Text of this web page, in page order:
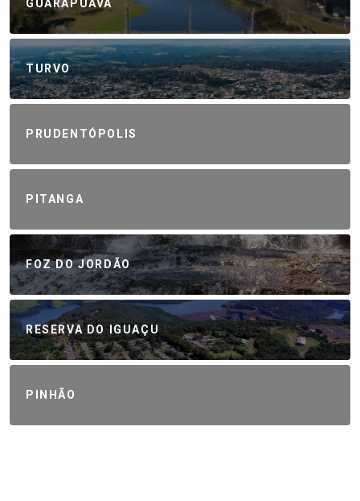
GUARAPUAVA
TURVO
PRUDENTÓPOLIS
PITANGA
FOZ DO JORDÃO
RESERVA DO IGUAÇU
PINHÃO